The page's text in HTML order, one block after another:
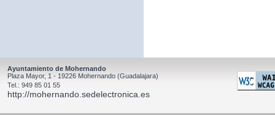
Ayuntamiento de Mohernando
Plaza Mayor, 1 - 19226 Mohernando (Guadalajara)
Tel.: 949 85 01 55
http://mohernando.sedelectronica.es